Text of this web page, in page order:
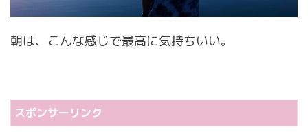
朝は、こんな感じで最高に気持ちいい。
スポンサーリンク